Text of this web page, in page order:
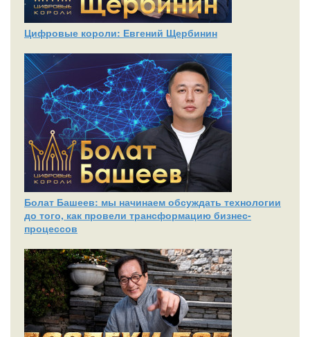
Цифровые короли: Евгений Щербинин
Болат Башеев: мы начинаем обсуждать технологии
до того, как провели трансформацию бизнес-
процессов